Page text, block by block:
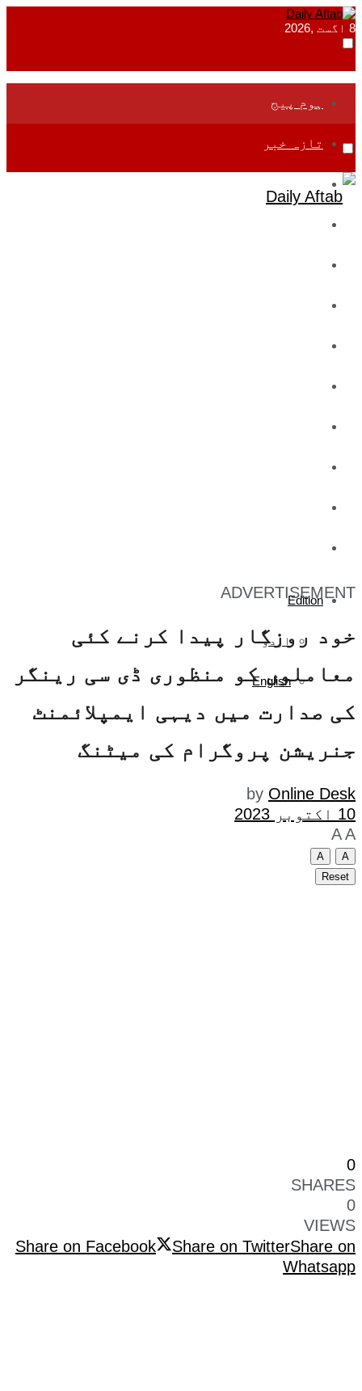
8 اگست ,2026
ہوم پیج
تازہ خبر
Edition
اردو
English
ADVERTISEMENT
خود روزگار پیدا کرنے کئی
معاملوں کو منظوری ڈی سی رینگر
کی صدارت میں دیہی ایمپلائمنٹ
جنریشن پروگرام کی میٹنگ
by Online Desk
10 اکتوبر 2023
A A
A
A
Reset
0
SHARES
0
VIEWS
Share on Facebook
Share on TwitterShare on
Whatsapp